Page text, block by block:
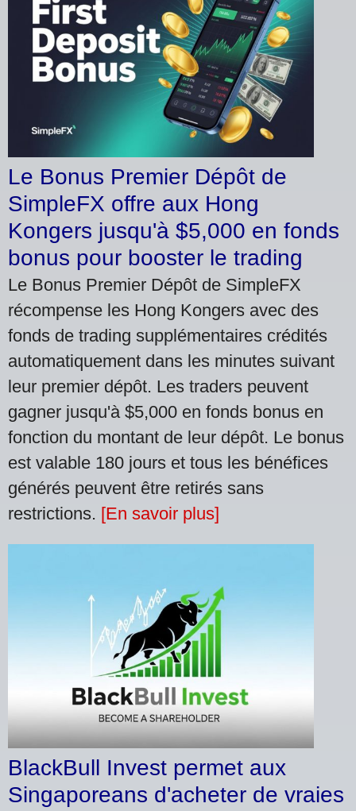
Le Bonus Premier Dépôt de
SimpleFX offre aux Hong
Kongers jusqu'à $5,000 en fonds
bonus pour booster le trading
Le Bonus Premier Dépôt de SimpleFX
récompense les Hong Kongers avec des
fonds de trading supplémentaires crédités
automatiquement dans les minutes suivant
leur premier dépôt. Les traders peuvent
gagner jusqu'à $5,000 en fonds bonus en
fonction du montant de leur dépôt. Le bonus
est valable 180 jours et tous les bénéfices
générés peuvent être retirés sans
restrictions. [En savoir plus]
BlackBull Invest permet aux
Singaporeans d'acheter de vraies